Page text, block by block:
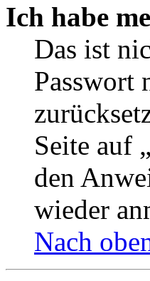
Ich habe
Das ist
Passwort
Seite auf
den
wieder
Nach